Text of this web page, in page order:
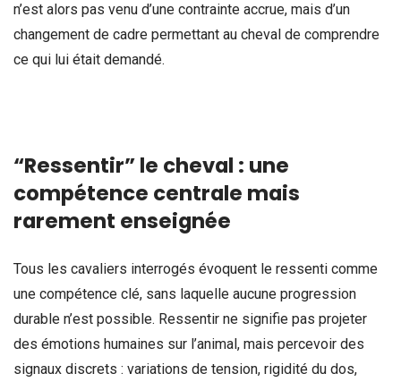
n’est alors pas venu d’une contrainte accrue, mais d’un
changement de cadre permettant au cheval de comprendre
ce qui lui était demandé.
“Ressentir” le cheval : une
compétence centrale mais
rarement enseignée
Tous les cavaliers interrogés évoquent le ressenti comme
une compétence clé, sans laquelle aucune progression
durable n’est possible. Ressentir ne signifie pas projeter
des émotions humaines sur l’animal, mais percevoir des
signaux discrets : variations de tension, rigidité du dos,